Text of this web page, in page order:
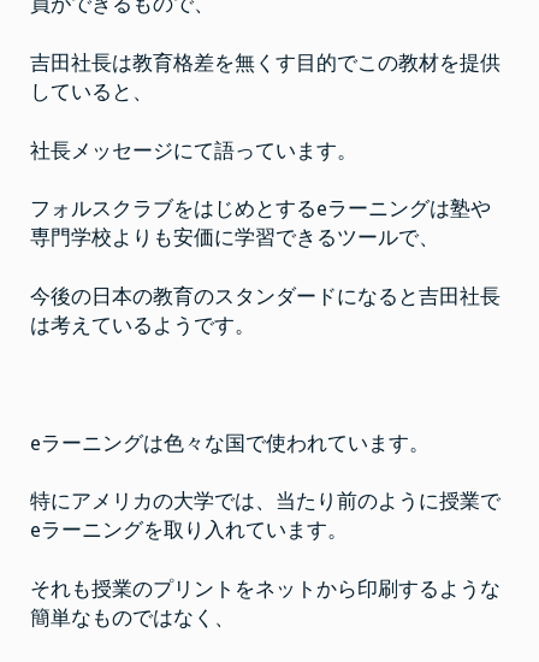
グ
が
ス
タ
ー
ド
に
と
考
え
て
吉田社長は教育格差を無くす目的でこの教材を提供
していると、
社長メッセージにて語っています。
フォルスクラブをはじめとするeラーニングは塾や
専門学校よりも安価に学習できるツールで、
今後の日本の教育のスタンダードになると吉田社長
は考えているようです。
eラーニングは色々な国で使われています。
特にアメリカの大学では、当たり前のように授業で
eラーニングを取り入れています。
それも授業のプリントをネットから印刷するような
簡単なものではなく、